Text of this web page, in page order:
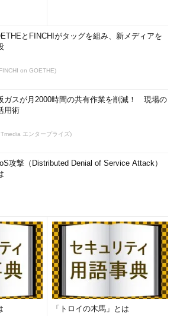
とFINCHIがタッグを組み、新メディアを
on GOETHE)
ガスが月2000時間の共有作業を削減！ 現場の
用術
エンタープライズ)
攻撃（Distributed Denial of Service Attack）
「トロイの木馬」とは